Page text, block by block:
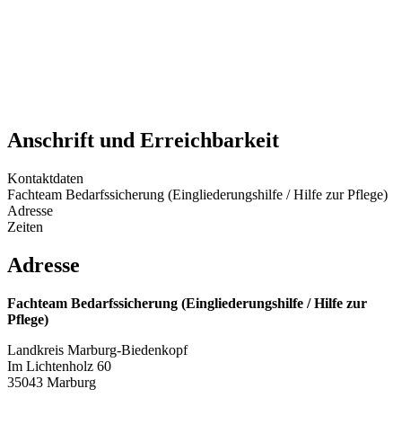
Anschrift und Erreichbarkeit
Kontaktdaten
Fachteam Bedarfssicherung (Eingliederungshilfe / Hilfe zur Pflege)
Adresse
Zeiten
Adresse
Fachteam Bedarfssicherung (Eingliederungshilfe / Hilfe zur
Pflege)
Landkreis Marburg-Biedenkopf
Im Lichtenholz 60
35043 Marburg